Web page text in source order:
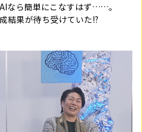
なら簡単にこなすはず……。
結果が待ち受けていた!?